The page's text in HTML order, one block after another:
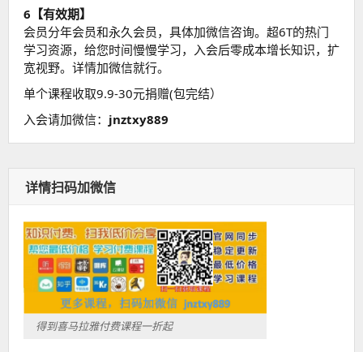
6【有效期】
会员分年会员和永久会员，具体加微信咨询。超6T的热门
学习资源，给您时间慢慢学习，入会后零成本增长知识，扩
宽视野。详情加微信就行。
单个课程收取9.9-30元捐赠(包完结）
入会请加微信： jnztxy889
详情扫码加微信
得到喜马拉雅付费课程一折起